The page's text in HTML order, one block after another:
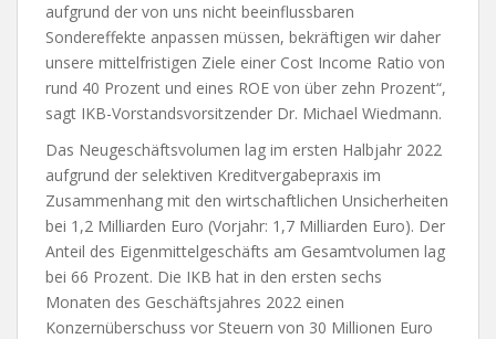
aufgrund der von uns nicht beeinflussbaren
Sondereffekte anpassen müssen, bekräftigen wir daher
unsere mittelfristigen Ziele einer Cost Income Ratio von
rund 40 Prozent und eines ROE von über zehn Prozent“,
sagt IKB-Vorstandsvorsitzender Dr. Michael Wiedmann.
Das Neugeschäftsvolumen lag im ersten Halbjahr 2022
aufgrund der selektiven Kreditvergabepraxis im
Zusammenhang mit den wirtschaftlichen Unsicherheiten
bei 1,2 Milliarden Euro (Vorjahr: 1,7 Milliarden Euro). Der
Anteil des Eigenmittelgeschäfts am Gesamtvolumen lag
bei 66 Prozent. Die IKB hat in den ersten sechs
Monaten des Geschäftsjahres 2022 einen
Konzernüberschuss vor Steuern von 30 Millionen Euro